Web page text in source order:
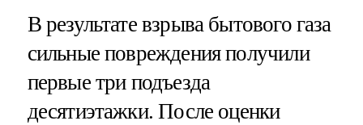
В результате взрыва бытового газа
сильные повреждения получили
первые три подъезда
десятиэтажки. После оценки